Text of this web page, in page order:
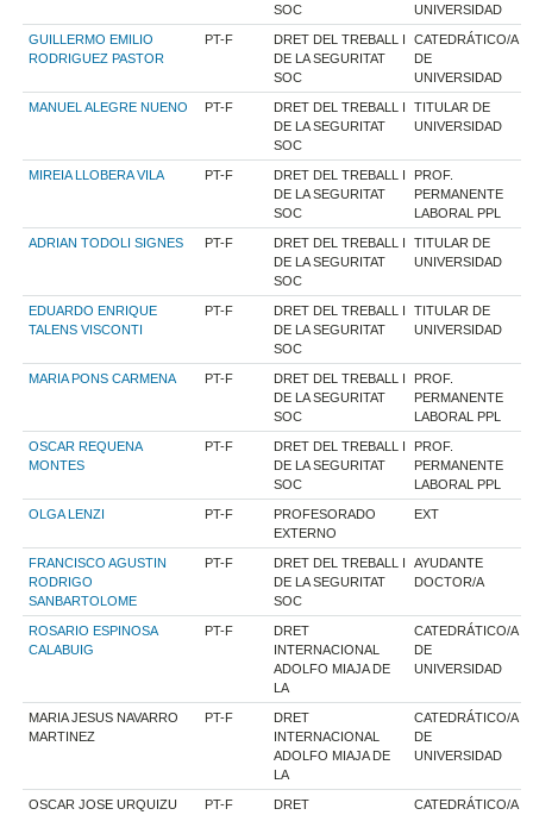
SOC
UNIVERSIDAD
GUILLERMO EMILIO
RODRIGUEZ PASTOR
PT-F
DRET DEL TREBALL I
DE LA SEGURITAT
SOC
CATEDRÁTICO/A
DE
UNIVERSIDAD
MANUEL ALEGRE NUENO PT-F
DRET DEL TREBALL I
DE LA SEGURITAT
SOC
TITULAR DE
UNIVERSIDAD
MIREIA LLOBERA VILA PT-F
DRET DEL TREBALL I
DE LA SEGURITAT
SOC
PROF.
PERMANENTE
LABORAL PPL
ADRIAN TODOLI SIGNES PT-F
DRET DEL TREBALL I
DE LA SEGURITAT
SOC
TITULAR DE
UNIVERSIDAD
EDUARDO ENRIQUE
TALENS VISCONTI
PT-F
DRET DEL TREBALL I
DE LA SEGURITAT
SOC
TITULAR DE
UNIVERSIDAD
MARIA PONS CARMENA PT-F
DRET DEL TREBALL I
DE LA SEGURITAT
SOC
PROF.
PERMANENTE
LABORAL PPL
OSCAR REQUENA
MONTES
PT-F
DRET DEL TREBALL I
DE LA SEGURITAT
SOC
PROF.
PERMANENTE
LABORAL PPL
OLGA LENZI PT-F
PROFESORADO
EXTERNO
EXT
FRANCISCO AGUSTIN
RODRIGO
SANBARTOLOME
PT-F
DRET DEL TREBALL I
DE LA SEGURITAT
SOC
AYUDANTE
DOCTOR/A
ROSARIO ESPINOSA
CALABUIG
PT-F
DRET
INTERNACIONAL
ADOLFO MIAJA DE
LA
CATEDRÁTICO/A
DE
UNIVERSIDAD
MARIA JESUS NAVARRO
MARTINEZ
PT-F
DRET
INTERNACIONAL
ADOLFO MIAJA DE
LA
CATEDRÁTICO/A
DE
UNIVERSIDAD
OSCAR JOSE URQUIZU
PT-F
DRET
CATEDRÁTICO/A